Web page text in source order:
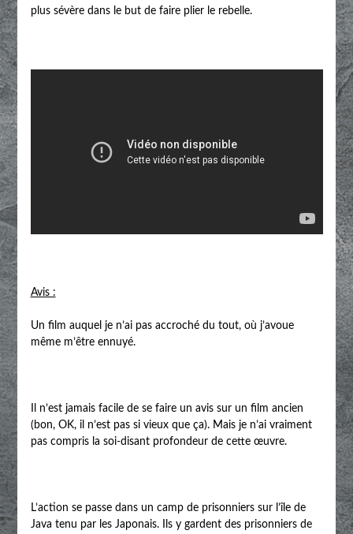
plus sévère dans le but de faire plier le rebelle.
Avis :
Un film auquel je n’ai pas accroché du tout, où j’avoue
même m’être ennuyé.
Il n’est jamais facile de se faire un avis sur un film ancien
(bon, OK, il n’est pas si vieux que ça). Mais je n’ai vraiment
pas compris la soi-disant profondeur de cette œuvre.
L’action se passe dans un camp de prisonniers sur l’île de
Java tenu par les Japonais. Ils y gardent des prisonniers de